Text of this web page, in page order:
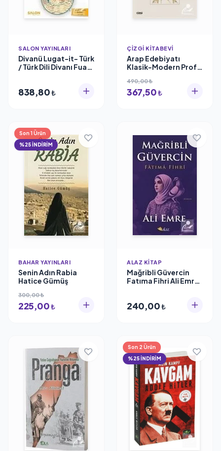
SALON YAYINLARI
Divanü Lugat-it- Türk
/ Türk Dili Divanı Fuat
Yayınları
838,80₺
ÇIZGI KITABEVI
Arap Edebiyatı
Klasik-Modern Prof.
Ürün
490,00 ₺
367,50₺
Son 1 Ürün
%25 İNDİRİM
BAHAR YAYINLARI
Senin Adın Rabia
Hatice Gümüş
300,00 ₺
225,00₺
ALAZ KITAP
Mağribli Güvercin
Fatıma Fihri Ali Emre
240,00₺
Son 2 Ürün
%25 İNDİRİM